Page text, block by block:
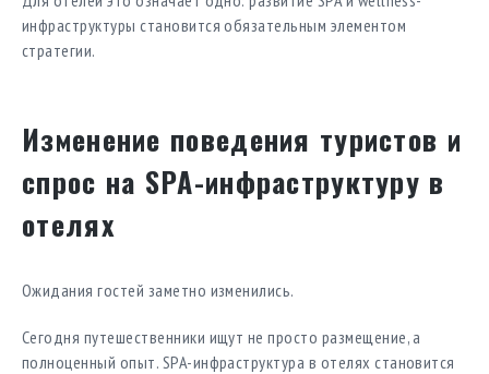
инфраструктуры становится обязательным элементом
стратегии.
Изменение поведения туристов и
спрос на SPA-инфраструктуру в
отелях
Ожидания гостей заметно изменились.
Сегодня путешественники ищут не просто размещение, а
полноценный опыт. SPA-инфраструктура в отелях становится